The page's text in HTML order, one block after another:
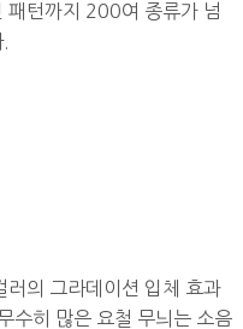
패턴까지 200여 종류가 넘
러의 그라데이션 입체 효과
수히 많은 요철 무늬는 소음